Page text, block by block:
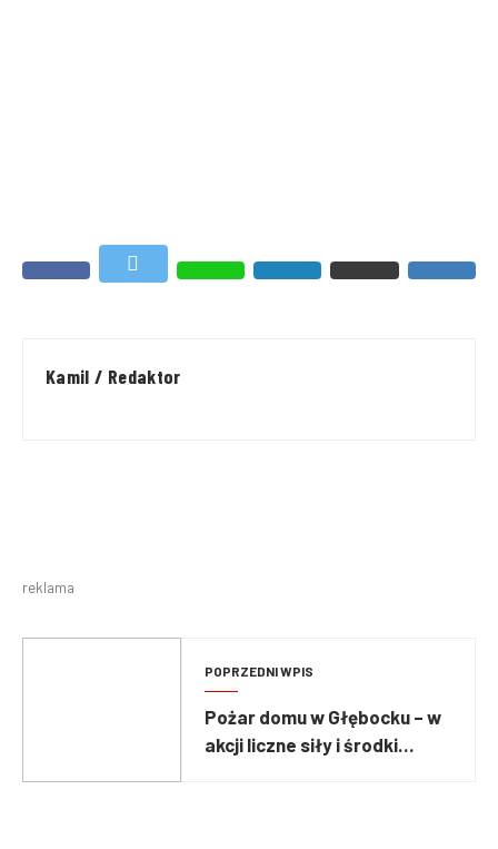
Kamil / Redaktor
reklama
POPRZEDNI WPIS
Pożar domu w Głębocku – w
akcji liczne siły i środki